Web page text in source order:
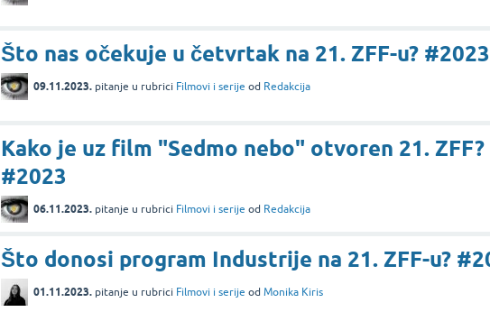
Što nas očekuje u četvrtak na 21. ZFF-u? #2023
09.11.2023. pitanje u rubrici Filmovi i serije od Redakcija
Kako je uz film "Sedmo nebo" otvoren 21. ZFF?
#2023
06.11.2023. pitanje u rubrici Filmovi i serije od Redakcija
Što donosi program Industrije na 21. ZFF-u?
01.11.2023. pitanje u rubrici Filmovi i serije od Monika Kiris